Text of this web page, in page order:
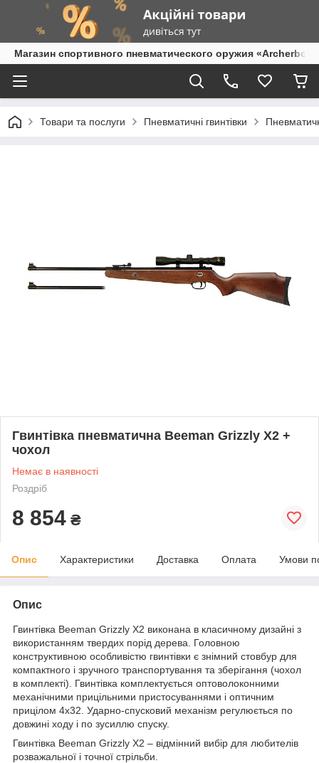
Магазин спортивного пневматического оружия
Товари та послуги Пневматичні гвинтівки
Гвинтівка пневматична Beeman Grizzly X2 +
чохол
Немає в наявності
Роздріб
8 854 ₴
Опис Характеристики Доставка Оплата Умови
Опис
Гвинтівка Beeman Grizzly X2 виконана в класичному дизайні з
використанням твердих порід дерева. Головною
конструктивною особливістю гвинтівки є знімний стовбур для
компактного і зручного транспортування та зберігання (чохол
в комплекті). Гвинтівка комплектується оптоволоконними
механічними прицільними пристосуваннями і оптичним
прицілом 4х32. Ударно-спусковий механізм регулюється по
довжині ходу і по зусиллю спуску.
Гвинтівка Beeman Grizzly X2 – відмінний вибір для любителів
розважальної і точної стрільби.